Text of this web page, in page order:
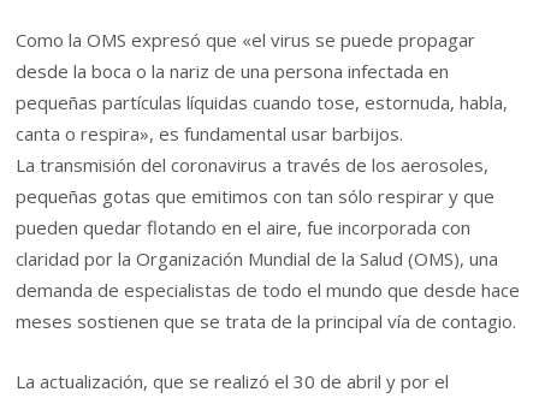
Como la OMS expresó que «el virus se puede propagar
desde la boca o la nariz de una persona infectada en
pequeñas partículas líquidas cuando tose, estornuda, habla,
canta o respira», es fundamental usar barbijos.
La transmisión del coronavirus a través de los aerosoles,
pequeñas gotas que emitimos con tan sólo respirar y que
pueden quedar flotando en el aire, fue incorporada con
claridad por la Organización Mundial de la Salud (OMS), una
demanda de especialistas de todo el mundo que desde hace
meses sostienen que se trata de la principal vía de contagio.
La actualización, que se realizó el 30 de abril y por el